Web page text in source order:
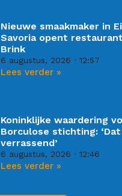
Nieuwe smaakmaker in
Savoria opent
Brink
6 augustus, 2026 12:57
Lees verder »
Koninklijke waardering
Borculose stichting:
verrassend’
6 augustus, 2026 12:46
Lees verder »